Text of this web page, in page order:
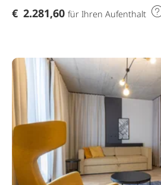
€ 2.281,60 für Ihren Aufenthalt